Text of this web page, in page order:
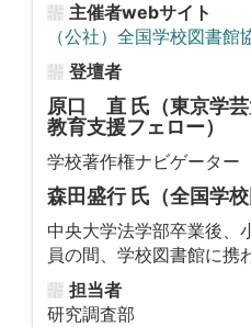
主催者webサイト
（公社）全国学校図書館
登壇者
原口 直 氏 （東京学
教育支援フェロー）
学校著作権ナビゲーター
森田盛行 氏 （全国学
中央大学法学部卒業後、
員の間、学校図書館に携
担当者
研究調査部